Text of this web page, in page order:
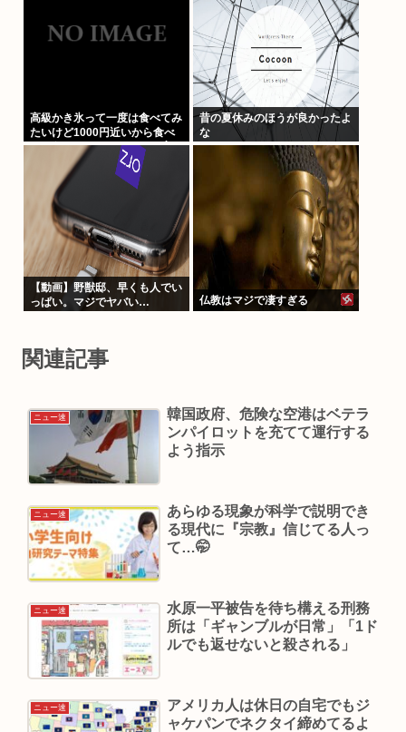
高級かき氷って一度は食べてみ
たいけど1000円近いから食べ
たら負けな気がするよな(ヽ´ん
昔の夏休みのほうが良かったよ
な
【動画】野獣邸、早くも人でい
っぱい。マジでヤバい…
仏教はマジで凄すぎる
関連記事
ニュー速
韓国政府、危険な空港はベテラ
ンパイロットを充てて運行する
よう指示
ニュー速
あらゆる現象が科学で説明でき
る現代に『宗教』信じてる人っ
て…🤭
ニュー速
水原一平被告を待ち構える刑務
所は「ギャンブルが日常」「1ド
ルでも返せないと殺される」
ニュー速
アメリカ人は休日の自宅でもジ
ャケパンでネクタイ締めてるよ